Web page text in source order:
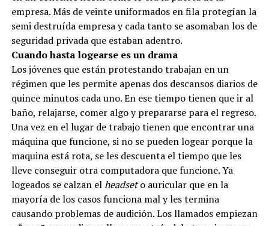
empresa. Más de veinte uniformados en fila protegían la
semi destruída empresa y cada tanto se asomaban los de
seguridad privada que estaban adentro.
Cuando hasta logearse es un drama
Los jóvenes que están protestando trabajan en un
régimen que les permite apenas dos descansos diarios de
quince minutos cada uno. En ese tiempo tienen que ir al
baño, relajarse, comer algo y prepararse para el regreso.
Una vez en el lugar de trabajo tienen que encontrar una
máquina que funcione, si no se pueden logear porque la
maquina está rota, se les descuenta el tiempo que les
lleve conseguir otra computadora que funcione. Ya
logeados se calzan elheadseto auricular que en la
mayoría de los casos funciona mal y les termina
causando problemas de audición. Los llamados empiezan